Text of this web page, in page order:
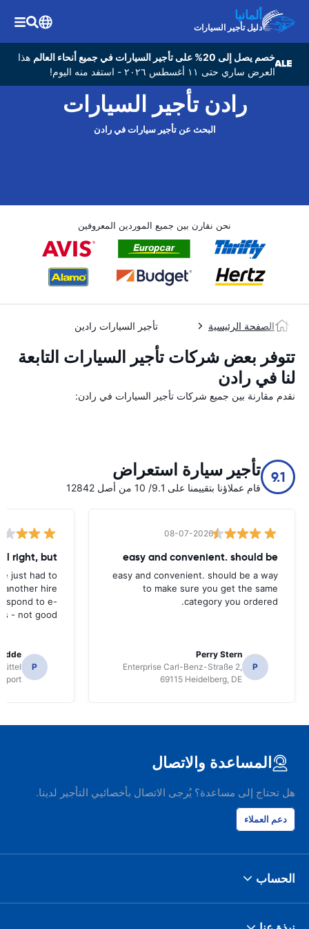
ألمانيا
دليل تأجير السيارات
خصم يصل إلى 20% على تأجير السيارات في جميع أنحاء العالم
هذا
العرض ساري حتى ١١ أغسطس ٢٠٢٦ - استفد منه اليوم!
رادن تأجير السيارات
البحث عن تأجير سيارات في رادن
نحن نقارن بين جميع الموردين المعروفين
الصفحة الرئيسية تأجير السيارات رادين
تتوفر بعض شركات تأجير السيارات التابعة
لنا في رادن
نقدم مقارنة بين جميع شركات تأجير السيارات في رادن:
9.1 تأجير سيارة استعراض
قام عملاؤنا بتقييمنا على 9.1/ 10 من أصل 12842
08-07-2026
easy and convenient. should be
easy and convenient. should be a way
to make sure you get the same
category you ordered.
P
Perry Stern
Enterprise Carl-Benz-Straße 2,
69115 Heidelberg, DE
right, but
just had to
another hire
to e-
- not good.
P
المساعدة والاتصال
هل تحتاج إلى مساعدة؟ يُرجى الاتصال بأخصائيي التأجير لدينا.
دعم العملاء
الحساب